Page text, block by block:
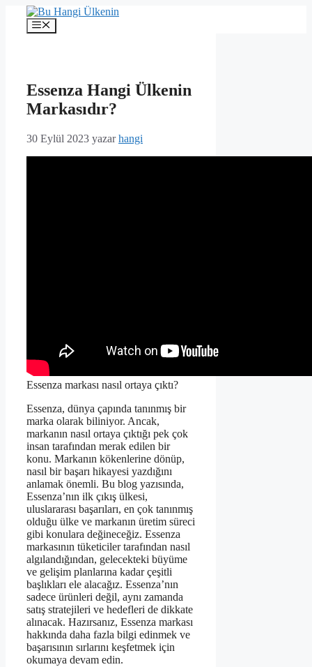
İçeriğe
Menü
Essenza Hangi Ülkenin
Markasıdır?
30 Eylül 2023 yazarhangi
Essenza markası nasıl ortaya çıktı?
Essenza, dünya çapında tanınmış bir
marka olarak biliniyor. Ancak,
markanın nasıl ortaya çıktığı pek çok
insan tarafından merak edilen bir
konu. Markanın kökenlerine dönüp,
nasıl bir başarı hikayesi yazdığını
anlamak önemli. Bu blog yazısında,
Essenza’nın ilk çıkış ülkesi,
uluslararası başarıları, en çok tanınmış
olduğu ülke ve markanın üretim süreci
gibi konulara değineceğiz. Essenza
markasının tüketiciler tarafından nasıl
algılandığından, gelecekteki büyüme
ve gelişim planlarına kadar çeşitli
başlıkları ele alacağız. Essenza’nın
sadece ürünleri değil, aynı zamanda
satış stratejileri ve hedefleri de dikkate
alınacak. Hazırsanız, Essenza markası
hakkında daha fazla bilgi edinmek ve
başarısının sırlarını keşfetmek için
okumaya devam edin.